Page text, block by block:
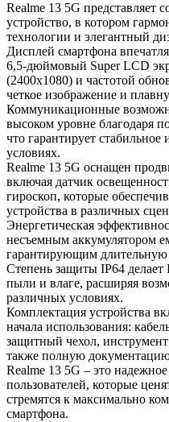
Realme 13 5G представляет
устройство, в котором
технологии и элегантный
Дисплей смартфона
6,5-дюймовый Super LCD
(2400x1080) и частотой
четкое изображение и
Коммуникационные
высоком уровне благодаря
что гарантирует
условиях.
Realme 13 5G оснащен
включая датчик
гироскоп, которые
устройства в различных
Энергетическая
несъемным аккумулятором
гарантирующим длительную
Степень защиты IP64
пыли и влаге, расширяя
различных условиях.
Комплектация устройства
начала использования:
защитный чехол,
также полную
Realme 13 5G – это
пользователей, которые
стремятся к максимально
смартфона.